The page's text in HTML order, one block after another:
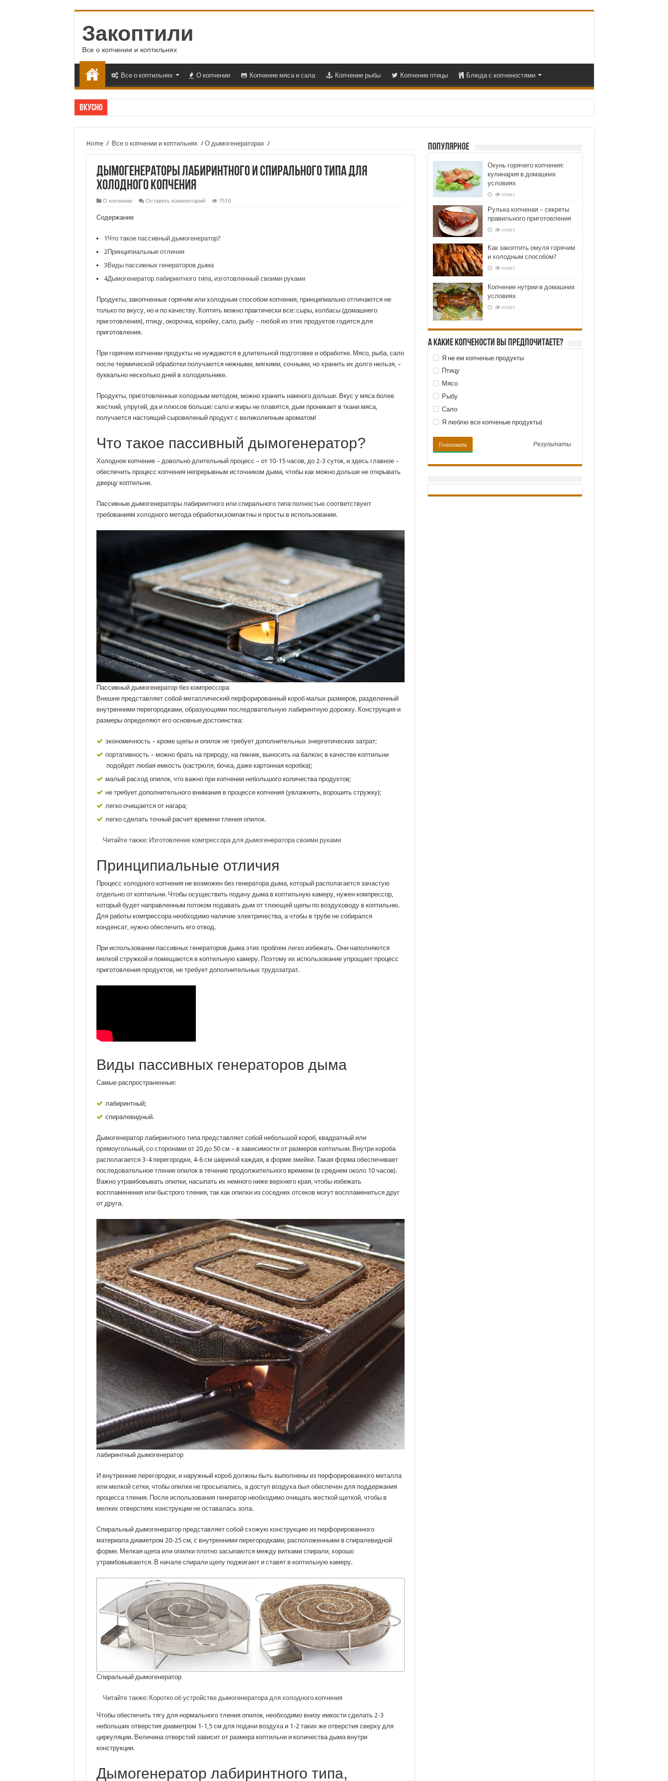
Закоптили
Все о копчении и коптильнях
Все о коптильнях О копчении Копчение мяса и сала Копчение рыбы Копчение птицы Блюда с копченостями
Вкусно
Home / Все о копчении и коптильнях / О дымогенераторах /
Дымогенераторы лабиринтного и спирального типа для
холодного копчения
О копчении Оставить комментарий 7510
Содержание
1 Что такое пассивный дымогенератор?
2Принципиальные отличия
3 Виды пассивных генераторов дыма
4Дымогенератор лабиринтного типа, изготовленный своими руками
Продукты, закопченные горячим или холодным способом копчения, принципиально отличаются не
только по вкусу, но и по качеству. Коптить можно практически все: сыры, колбасы (домашнего
приготовления), птицу, окорочка, корейку, сало, рыбу – любой из этих продуктов годится для
приготовления.
При горячем копчении продукты не нуждаются в длительной подготовке и обработке. Мясо, рыба, сало
после термической обработки получаются нежными, мягкими, сочными, но хранить их долго нельзя, –
буквально несколько дней в холодильнике.
Продукты, приготовленные холодным методом, можно хранить намного дольше. Вкус у мяса более
жесткий, упругий, да и плюсов больше: сало и жиры не плавятся, дым проникает в ткани мяса,
получается настоящий сыровяленый продукт с великолепным ароматом!
Что такое пассивный дымогенератор?
Холодное копчение – довольно длительный процесс – от 10-15 часов, до 2-3 суток, и здесь главное –
обеспечить процесс копчения непрерывным источником дыма, чтобы как можно дольше не открывать
дверцу коптильни.
Пассивные дымогенераторы лабиринтного или спирального типа полностью соответствуют
требованиям холодного метода обработки,компактны и просты в использовании.
Пассивный дымогенератор без компрессора
Внешне представляет собой металлический перфорированный короб малых размеров, разделенный
внутренними перегородками, образующими последовательную лабиринтную дорожку. Конструкция и
размеры определяют его основные достоинства:
экономичность – кроме щепы и опилок не требует дополнительных энергетических затрат;
портативность – можно брать на природу, на пикник, выносить на балкон; в качестве коптильни
подойдет любая емкость (кастрюля, бочка, даже картонная коробка);
малый расход опилок, что важно при копчении небольшого количества продуктов;
не требует дополнительного внимания в процессе копчения (увлажнять, ворошить стружку);
легко очищается от нагара;
легко сделать точный расчет времени тления опилок.
Читайте также: Изготовление компрессора для дымогенератора своими руками
Принципиальные отличия
Процесс холодного копчения не возможен без генератора дыма, который располагается зачастую
отдельно от коптильни. Чтобы осуществить подачу дыма в коптильную камеру, нужен компрессор,
который будет направленным потоком подавать дым от тлеющей щепы по воздуховоду в коптильню.
Для работы компрессора необходимо наличие электричества, а чтобы в трубе не собирался
конденсат, нужно обеспечить его отвод.
При использовании пассивных генераторов дыма этих проблем легко избежать. Они наполняются
мелкой стружкой и помещаются в коптильную камеру. Поэтому их использование упрощает процесс
приготовления продуктов, не требует дополнительных трудозатрат.
Виды пассивных генераторов дыма
Самые распространенные:
лабиринтный;
спиралевидный.
Дымогенератор лабиринтного типа представляет собой небольшой короб, квадратный или
прямоугольный, со сторонами от 20 до 50 см – в зависимости от размеров коптильни. Внутри короба
располагается 3-4 перегородки, 4-6 см шириной каждая, в форме змейки. Такая форма обеспечивает
последовательное тление опилок в течение продолжительного времени (в среднем около 10 часов).
Важно утрамбовывать опилки, насыпать их немного ниже верхнего края, чтобы избежать
воспламенения или быстрого тления, так как опилки из соседних отсеков могут воспламениться друг
от друга.
лабиринтный дымогенератор
И внутренние перегородки, и наружный короб должны быть выполнены из перфорированного металла
или мелкой сетки, чтобы опилки не просыпались, а доступ воздуха был обеспечен для поддержания
процесса тления. После использования генератор необходимо очищать жесткой щеткой, чтобы в
мелких отверстиях конструкции не оставалась зола.
Спиральный дымогенератор представляет собой схожую конструкцию из перфорированного
материала диаметром 20-25 см, с внутренними перегородками, расположенными в спиралевидной
форме. Мелкая щепа или опилки плотно засыпаются между витками спирали, хорошо
утрамбовываются. В начале спирали щепу поджигают и ставят в коптильную камеру.
Спиральный дымогенератор
Читайте также: Коротко об устройстве дымогенератора для холодного копчения
Чтобы обеспечить тягу для нормального тления опилок, необходимо внизу емкости сделать 2-3
небольших отверстия диаметром 1-1,5 см для подачи воздуха и 1-2 таких же отверстия сверху для
циркуляции. Величина отверстий зависит от размера коптильни и количества дыма внутри
конструкции.
Дымогенератор лабиринтного типа,
Популярное
Окунь горячего копчения:
кулинария в домашних
условиях
views
Рулька копченая – секреты
правильного приготовления
views
Как закоптить омуля горячим
и холодным способом?
views
Копчение нутрии в домашних
условиях
views
А какие копчености Вы предпочитаете?
Я не ем копченые продукты
Птицу
Мясо
Рыбу
Сало
Я люблю все копченые продукты)
Результаты